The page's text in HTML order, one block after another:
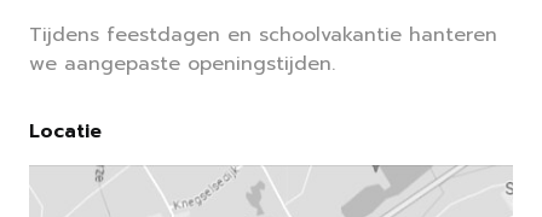
Tijdens feestdagen en schoolvakantie hanteren
we aangepaste openingstijden.
Locatie